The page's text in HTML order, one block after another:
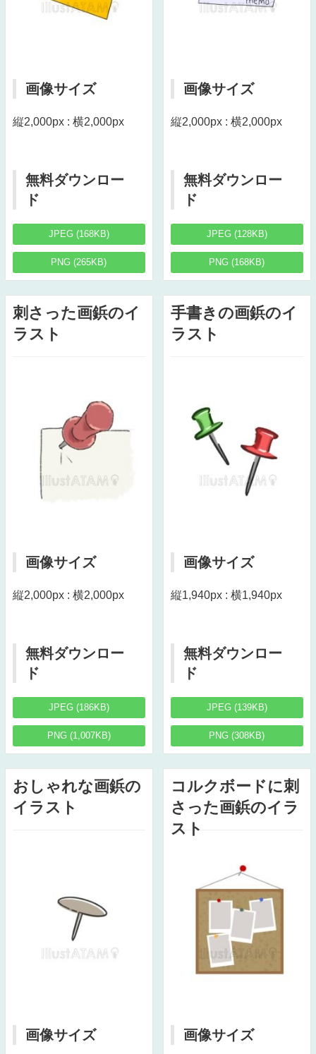
画像サイズ
縦2,000px : 横2,000px
無料ダウンロー
ド
JPEG (168KB)
PNG (265KB)
画像サイズ
縦2,000px : 横2,000px
無料ダウンロー
ド
JPEG (128KB)
PNG (168KB)
刺さった画鋲のイ
ラスト
画像サイズ
縦2,000px : 横2,000px
無料ダウンロー
ド
JPEG (186KB)
PNG (1,007KB)
手書きの画鋲のイ
ラスト
画像サイズ
縦1,940px : 横1,940px
無料ダウンロー
ド
JPEG (139KB)
PNG (308KB)
おしゃれな画鋲の
イラスト
画像サイズ
コルクボードに刺
さった画鋲のイラ
スト
画像サイズ